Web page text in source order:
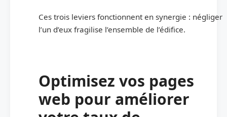
Ces trois leviers fonctionnent en synergie : négliger
l’un d’eux fragilise l’ensemble de l’édifice.
Optimisez vos pages
web pour améliorer